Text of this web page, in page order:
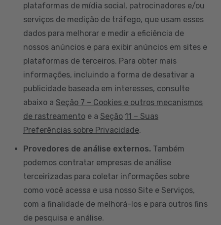
plataformas de mídia social, patrocinadores e/ou
serviços de medição de tráfego, que usam esses
dados para melhorar e medir a eficiência de
nossos anúncios e para exibir anúncios em sites e
plataformas de terceiros. Para obter mais
informações, incluindo a forma de desativar a
publicidade baseada em interesses, consulte
abaixo a Seção 7 – Cookies e outros mecanismos
de rastreamento e a Seção 11 – Suas
Preferências sobre Privacidade.
Provedores de análise externos. Também
podemos contratar empresas de análise
terceirizadas para coletar informações sobre
como você acessa e usa nosso Site e Serviços,
com a finalidade de melhorá-los e para outros fins
de pesquisa e análise.